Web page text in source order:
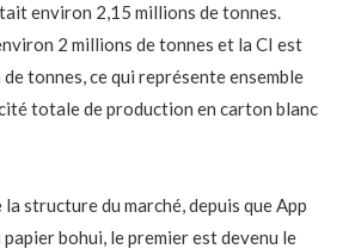
environ 2,15 millions de tonnes.
2 millions de tonnes et la CI est
tonnes, ce qui représente ensemble
totale de production en carton blanc
structure du marché, depuis que App
papier bohui, le premier est devenu le